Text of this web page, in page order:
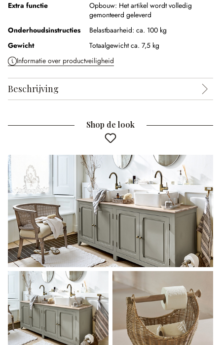
Extra functie
Opbouw: Het artikel wordt volledig
gemonteerd geleverd
Onderhoudsinstructies
Belastbaarheid: ca. 100 kg
Gewicht
Totaalgewicht ca. 7,5 kg
Informatie over productveiligheid
Beschrijving
Shop de look